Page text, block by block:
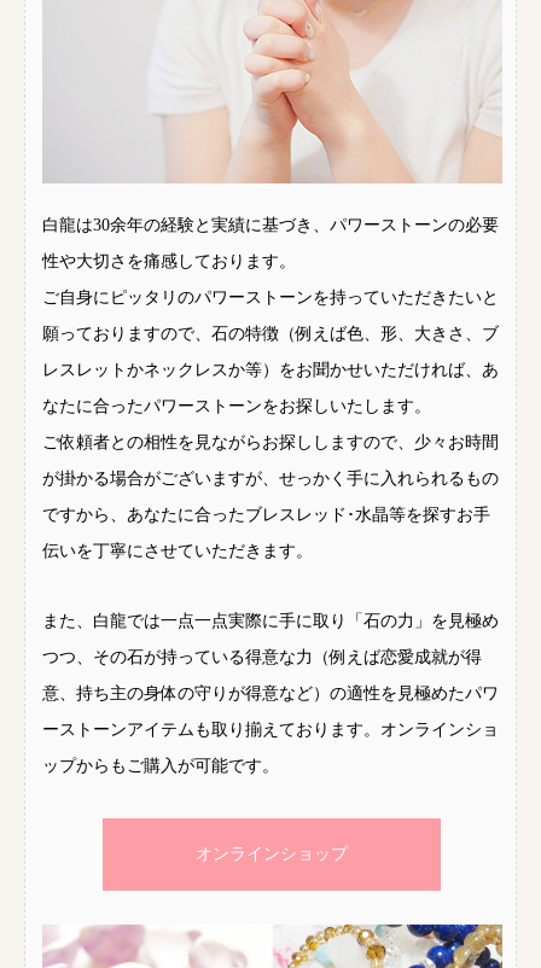
白龍は30余年の経験と実績に基づき、パワーストーンの必要
性や大切さを痛感しております。
ご自身にピッタリのパワーストーンを持っていただきたいと
願っておりますので、石の特徴（例えば色、形、大きさ、ブ
レスレットかネックレスか等）をお聞かせいただければ、あ
なたに合ったパワーストーンをお探しいたします。
ご依頼者との相性を見ながらお探ししますので、少々お時間
が掛かる場合がございますが、せっかく手に入れられるもの
ですから、あなたに合ったブレスレッド･水晶等を探すお手
伝いを丁寧にさせていただきます。
また、白龍では一点一点実際に手に取り「石の力」を見極め
つつ、その石が持っている得意な力（例えば恋愛成就が得
意、持ち主の身体の守りが得意など）の適性を見極めたパワ
ーストーンアイテムも取り揃えております。オンラインショ
ップからもご購入が可能です。
オンラインショップ